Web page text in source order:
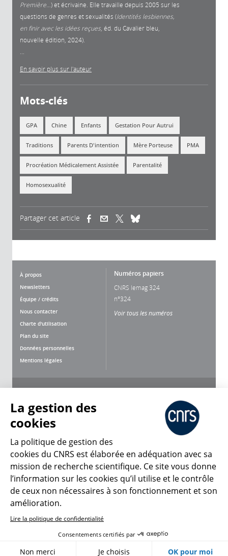
Première …) et écrivaine. Elle travaille depuis 2005 sur les
questions de genres et sexualités (Identités lesbiennes,
en finir avec les idées reçues , éd. du Cavalier bleu,
nouvelle édition, 2024).
En savoir plus sur l'auteur
Mots-clés
GPA Chine Enfants Gestation Pour Autrui
Traditions Parents D'intention Mère Porteuse PMA
Procréation Médicalement Assistée Parentalité
Homosexualité
Partager cet article (link is external)(link is external)
À propos
Newsletters
Équipe / crédits
Nous contacter
Charte d'utilisation
Plan du site
Données personnelles
Mentions légales
Numéros papiers
CNRS lemag 324
n°324
Voir tous les numéros
CNRS Le Mag
© 2026, CNRS
Créer un compte Se connecter
Gestion des cookies
La gestion des
cookies
La politique de gestion des
cookies du CNRS est élaborée en adéquation avec sa
mission de recherche scientifique. Ce site vous donne
l’information sur les cookies qu’il utilise et le contrôle
de ceux non nécessaires à son fonctionnement et son
amélioration.
Lire la politique de confidentialité
Consentements certifiés par
Non merci Je choisis OK pour moi